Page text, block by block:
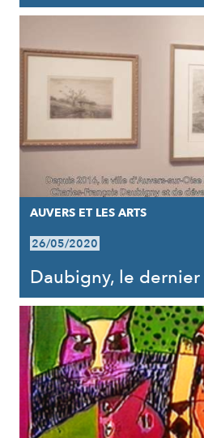
AUVERS ET LES ARTS
26/05/2020
Daubigny, le